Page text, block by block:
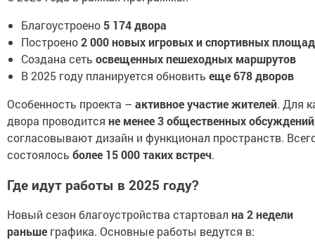
Благоустроено 5 174 двора
Построено2 000 новых игровых и спортивных
Создана сеть освещенных пешеходных маршрутов
В 2025 году планируется обновить еще 678 дворов
Особенность проекта – активное участие жителей. Для
двора проводится не менее 3 общественных обсуждений
согласовывают дизайн и функционал пространств.
состоялось более 15 000 таких встреч.
Где идут работы в 2025 году?
Новый сезон благоустройства стартовал на 2 недели
раньше графика. Основные работы ведутся в: